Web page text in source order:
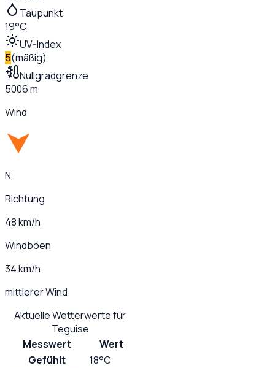
Taupunkt
19°C
UV-Index
5(mäßig)
Nullgradgrenze
5006 m
Wind
N
Richtung
48 km/h
Windböen
34 km/h
mittlerer Wind
Aktuelle Wetterwerte für
Teguise
Messwert
Wert
Gefühlt
18°C